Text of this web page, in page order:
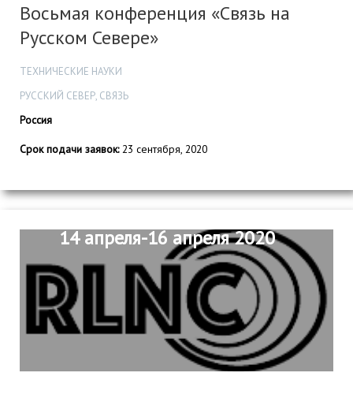
Восьмая конференция «Связь на
Русском Севере»
ТЕХНИЧЕСКИЕ НАУКИ
РУССКИЙ СЕВЕР, СВЯЗЬ
Россия
Срок подачи заявок:23 сентября, 2020
14 апреля-16 апреля 2020